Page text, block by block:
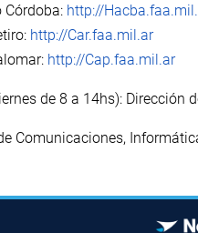
http://
http://Car.faa.mil.ar
http://Cap.faa.mil.ar
de 8 a 14hs): Dirección
Comunicaciones,